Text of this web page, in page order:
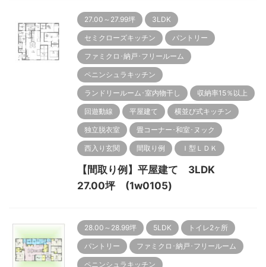
27.00～27.99坪 3LDK
セミクローズキッチン パントリー
ファミクロ･納戸･フリールーム
ペニンシュラキッチン
ランドリールーム･室内物干し 収納率15％以上
回遊動線 平屋建て 横並び式キッチン
独立脱衣室 畳コーナー･和室･ヌック
西入り玄関 間取り例 Ｉ型ＬＤＫ
【間取り例】平屋建て 3LDK
27.00坪 (1w0105)
28.00～28.99坪 5LDK トイレ2ヶ所
パントリー ファミクロ･納戸･フリールーム
ペニンシュラキッチン